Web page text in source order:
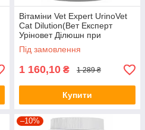
Вітаміни Vet Expert UrinoVet
Cat Dilution(Вет Експерт
Уріновет Ділюшн при
струвита) 45 капсул
Під замовлення
1 160,10 ₴ 1 289 ₴
Купити
–10%